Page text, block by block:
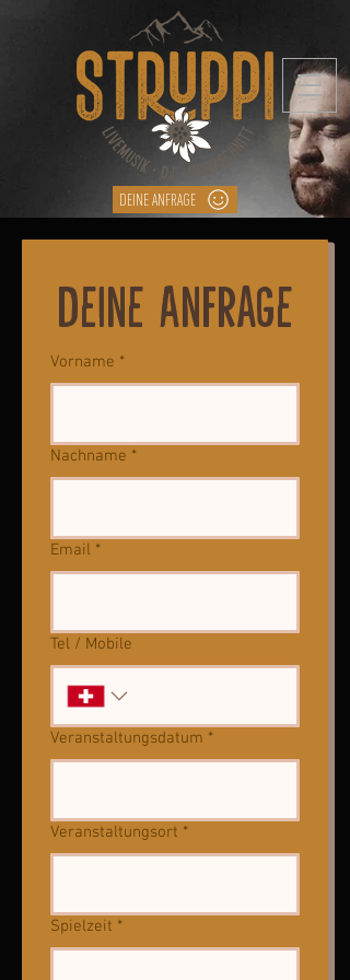
DEINE ANFRAGE
Deine Anfrage
Vorname *
Nachname *
Email *
Tel / Mobile
Veranstaltungsdatum *
Veranstaltungsort *
Spielzeit *